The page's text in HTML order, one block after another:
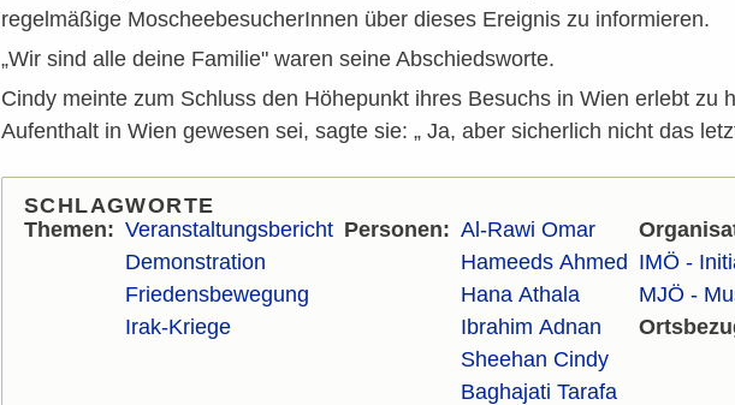
regelmäßige MoscheebesucherInnen über dieses Ereignis zu informieren.
„Wir sind alle deine Familie" waren seine Abschiedsworte.
Cindy meinte zum Schluss den Höhepunkt ihres Besuchs in Wien erlebt zu
Aufenthalt in Wien gewesen sei, sagte sie: „ Ja, aber sicherlich nicht das
SCHLAGWORTE
Themen
Veranstaltungsbericht
Demonstration
Friedensbewegung
Irak-Kriege
Personen
Al-Rawi Omar
Hameeds Ahmed
Hana Athala
Ibrahim Adnan
Sheehan Cindy
Baghajati Tarafa
IMÖ -
MJÖ -